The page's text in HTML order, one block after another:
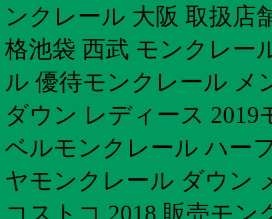
ンクレール 大阪 取扱店
格池袋 西武 モンクレー
ル 優待モンクレール メ
ダウン レディース
ベルモンクレール ハー
ヤモンクレール ダウン
コストコ 2018 販売モ